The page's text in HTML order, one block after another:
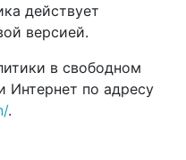
действует
версией.
в свободном
Интернет по адресу
.